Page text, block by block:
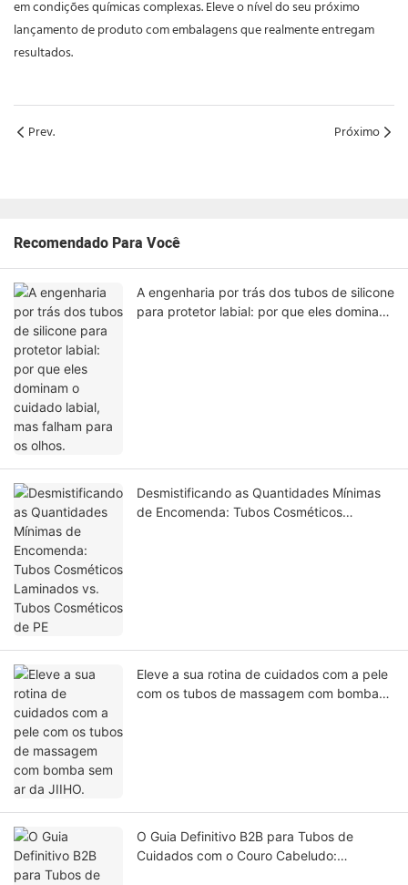
em condições químicas complexas. Eleve o nível do seu próximo
lançamento de produto com embalagens que realmente entregam
resultados.
Prev. Próximo
Recomendado Para Você
A engenharia por trás dos tubos de silicone
para protetor labial: por que eles dominam
Desmistificando as Quantidades Mínimas
de Encomenda: Tubos Cosméticos
Eleve a sua rotina de cuidados com a pele
com os tubos de massagem com bomba
O Guia Definitivo B2B para Tubos de
Cuidados com o Couro Cabeludo: